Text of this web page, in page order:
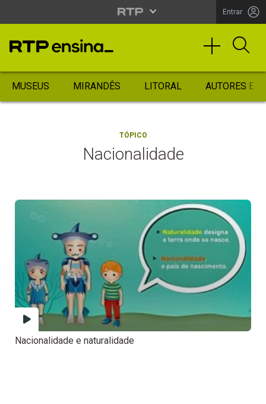
Entrar
MUSEUS MIRANDÊS LITORAL AUTORES
TÓPICO
Nacionalidade
Nacionalidade e naturalidade